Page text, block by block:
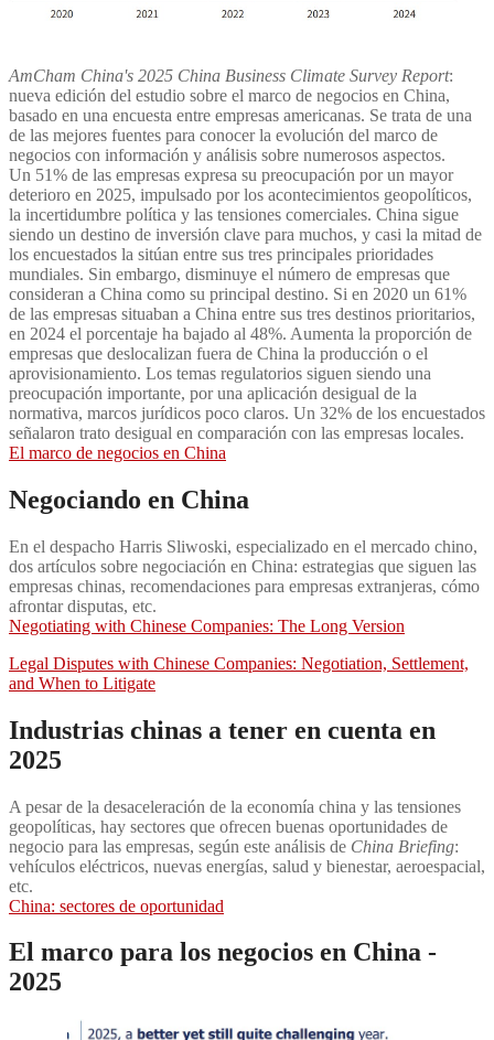
AmCham China's 2025 China Business Climate Survey Report:
nueva edición del estudio sobre el marco de negocios en China,
basado en una encuesta entre empresas americanas. Se trata de una
de las mejores fuentes para conocer la evolución del marco de
negocios con información y análisis sobre numerosos aspectos.
Un 51% de las empresas expresa su preocupación por un mayor
deterioro en 2025, impulsado por los acontecimientos geopolíticos,
la incertidumbre política y las tensiones comerciales. China sigue
siendo un destino de inversión clave para muchos, y casi la mitad de
los encuestados la sitúan entre sus tres principales prioridades
mundiales. Sin embargo, disminuye el número de empresas que
consideran a China como su principal destino. Si en 2020 un 61%
de las empresas situaban a China entre sus tres destinos prioritarios,
en 2024 el porcentaje ha bajado al 48%. Aumenta la proporción de
empresas que deslocalizan fuera de China la producción o el
aprovisionamiento. Los temas regulatorios siguen siendo una
preocupación importante, por una aplicación desigual de la
normativa, marcos jurídicos poco claros. Un 32% de los encuestados
señalaron trato desigual en comparación con las empresas locales.
El marco de negocios en China
Negociando en China
En el despacho Harris Sliwoski, especializado en el mercado chino,
dos artículos sobre negociación en China: estrategias que siguen las
empresas chinas, recomendaciones para empresas extranjeras, cómo
afrontar disputas, etc.
Negotiating with Chinese Companies: The Long Version
Legal Disputes with Chinese Companies: Negotiation, Settlement,
and When to Litigate
Industrias chinas a tener en cuenta en
2025
A pesar de la desaceleración de la economía china y las tensiones
geopolíticas, hay sectores que ofrecen buenas oportunidades de
negocio para las empresas, según este análisis de China Briefing:
vehículos eléctricos, nuevas energías, salud y bienestar, aeroespacial,
etc.
China: sectores de oportunidad
El marco para los negocios en China -
2025